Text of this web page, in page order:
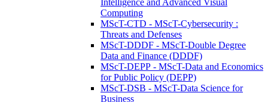
Intelligence and Advanced Visual
Computing
MScT-CTD - MScT-Cybersecurity :
Threats and Defenses
MScT-DDDF - MScT-Double Degree
Data and Finance (DDDF)
MScT-DEPP - MScT-Data and Economics
for Public Policy (DEPP)
MScT-DSB - MScT-Data Science for
Business